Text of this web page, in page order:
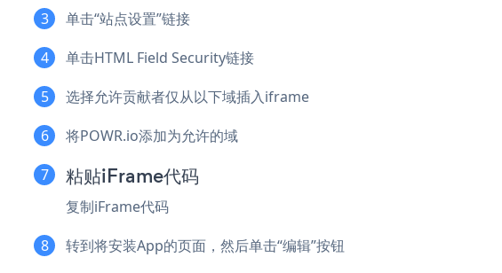
单击“站点设置”链接
单击HTML Field Security链接
选择允许贡献者仅从以下域插入iframe
将POWR.io添加为允许的域
粘贴iFrame代码
复制iFrame代码
转到将安装App的页面，然后单击“编辑”按钮